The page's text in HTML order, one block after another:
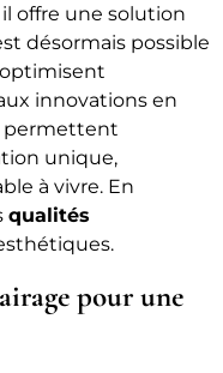
offre une solution
désormais possible
innovations en
permettent
unique,
à vivre. En
qualités
pour une